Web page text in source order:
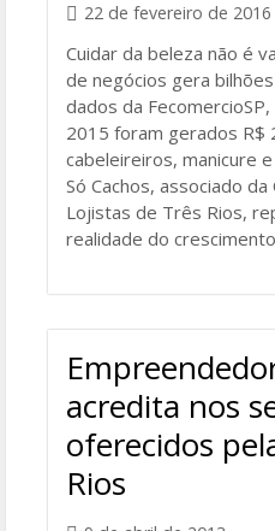
22 de fevereiro de 2016
Cuidar da beleza não é
de negócios gera
dados da
2015 foram gerados R$
cabeleireiros, manicure
Só Cachos, associado
Lojistas de Três Rios,
realidade do
acredita nos
oferecidos
Rios